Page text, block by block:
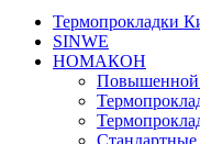
Термопрокладки
SINWE
НОМАКОН
Повышенной